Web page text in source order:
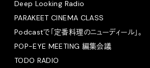
Deep Looking Radio
PARAKEET CINEMA CLASS
Podcastで「定番料理のニューディール」。
POP-EYE MEETING 編集会議
TODO RADIO